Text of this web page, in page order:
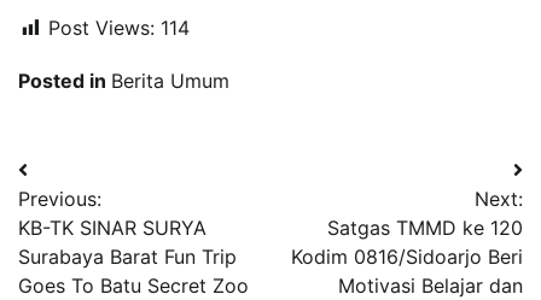
Post Views: 114
Posted in Berita Umum
Navigasi
pos
Previous:
KB-TK SINAR SURYA
Surabaya Barat Fun Trip
Goes To Batu Secret Zoo
Next:
Satgas TMMD ke 120
Kodim 0816/Sidoarjo Beri
Motivasi Belajar dan